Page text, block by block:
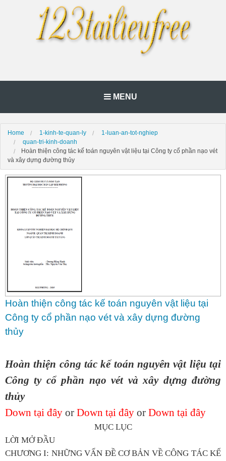
MENU
Home 1-kinh-te-quan-ly
1-luan-an-tot-nghiep
quan-tri-kinh-doanh
Hoàn thiện công tác kế toán nguyên vật liệu tại Công ty cổ phần nạo vét
và xây dựng đường thủy
Hoàn thiện công tác kế toán nguyên vật liệu tại
Công ty cổ phần nạo vét và xây dựng đường
thủy
Hoàn thiện công tác kế toán nguyên vật liệu tại
Công ty cổ phần nạo vét và xây dựng đường
thủy
Down tại đây or Down tại đây or Down tại đây
MỤC LỤC
LỜI MỞ ĐẦU
CHƯƠNG I: NHỮNG VẤN ĐỀ CƠ BẢN VỀ CÔNG TÁC KẾ